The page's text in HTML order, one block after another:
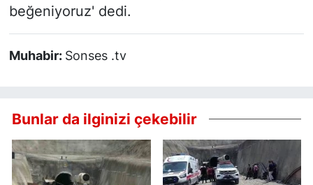
beğeniyoruz' dedi.
Muhabir: Sonses .tv
Bunlar da ilginizi çekebilir